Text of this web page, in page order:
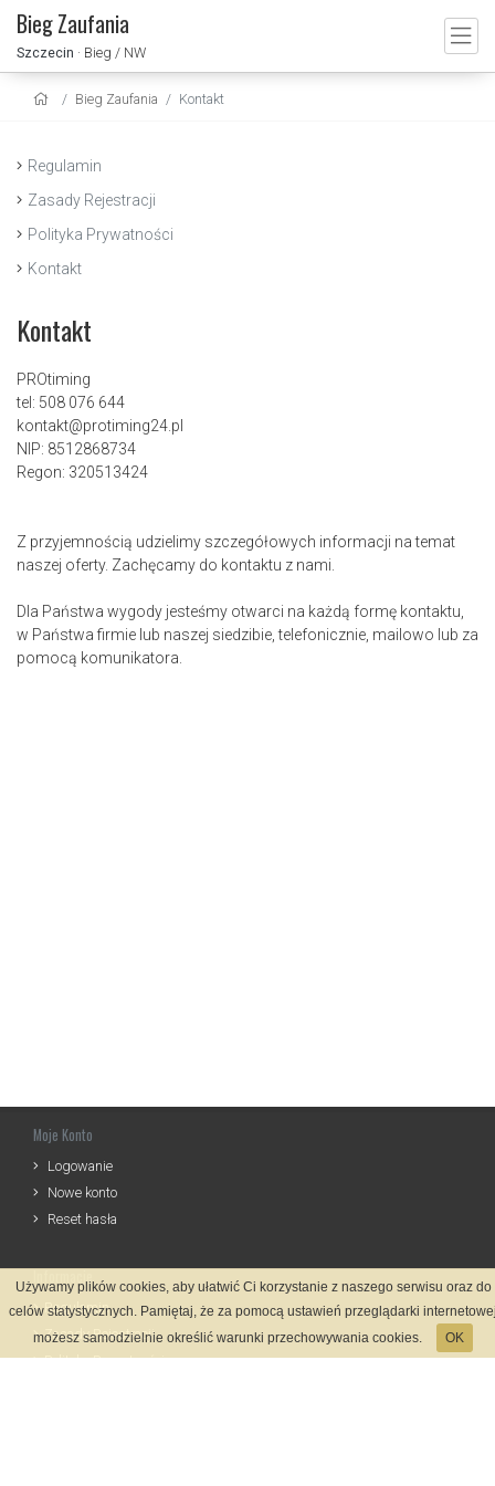
Bieg Zaufania
Szczecin · Bieg / NW
Bieg Zaufania Kontakt
Regulamin
Zasady Rejestracji
Polityka Prywatności
Kontakt
Kontakt
PROtiming
tel: 508 076 644
kontakt@protiming24.pl
NIP: 8512868734
Regon: 320513424
Z przyjemnością udzielimy szczegółowych informacji na temat
naszej oferty. Zachęcamy do kontaktu z nami.
Dla Państwa wygody jesteśmy otwarci na każdą formę kontaktu,
w Państwa firmie lub naszej siedzibie, telefonicznie, mailowo lub za
pomocą komunikatora.
Moje Konto
Logowanie
Nowe konto
Reset hasła
Informacje
Regulamin
Zasady Rejestracji
Polityka Prywatności
Używamy plików cookies, aby ułatwić Ci korzystanie z naszego serwisu oraz do
celów statystycznych. Pamiętaj, że za pomocą ustawień przeglądarki
możesz samodzielnie określić warunki przechowywania cookies.
OK